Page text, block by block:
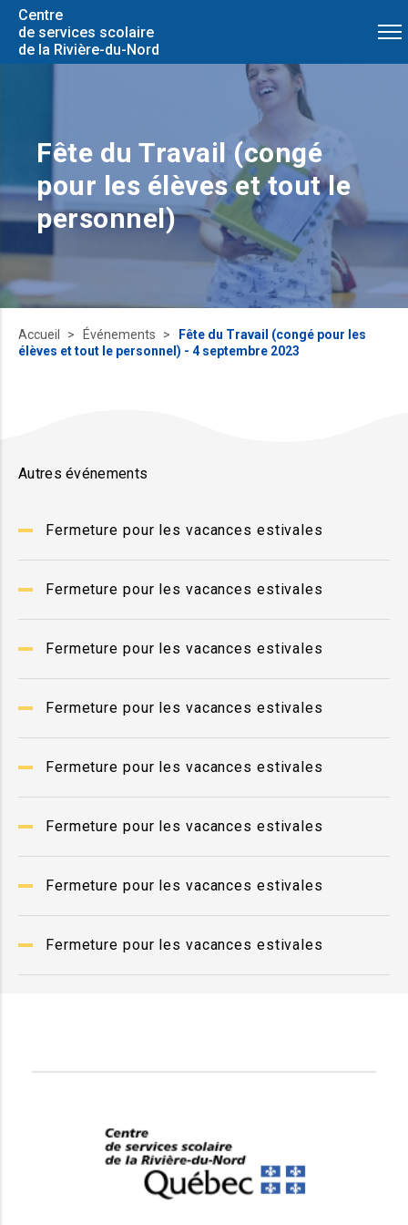
Centre
de services scolaire
de la Rivière-du-Nord
Fête du Travail (congé
pour les élèves et tout le
personnel)
Autres événements
Fermeture pour les vacances estivales
Fermeture pour les vacances estivales
Fermeture pour les vacances estivales
Fermeture pour les vacances estivales
Fermeture pour les vacances estivales
Fermeture pour les vacances estivales
Fermeture pour les vacances estivales
Fermeture pour les vacances estivales
Accueil Événements
Fête du Travail (congé pour les
élèves et tout le personnel) - 4 septembre 2023